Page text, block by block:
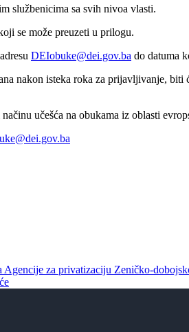
službenicima sa svih nivoa vlasti.
se može preuzeti u prilogu.
DEIobuke@dei.gov.ba do datuma
nakon isteka roka za prijavljivanje,
učešća na obukama iz oblasti
za privatizaciju Zeničko-